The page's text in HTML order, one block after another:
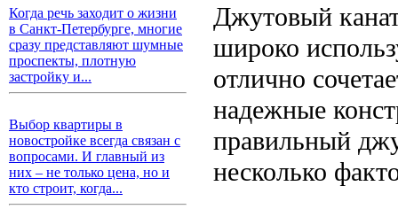
Когда речь заходит о жизни
в Санкт-Петербурге, многие
сразу представляют шумные
проспекты, плотную
застройку и...
Выбор квартиры в
новостройке всегда связан с
вопросами. И главный из
них – не только цена, но и
кто строит, когда...
Джутовый
широко
отлично
надежные
правильный
несколько